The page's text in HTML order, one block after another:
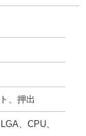
、押出
、CPU、